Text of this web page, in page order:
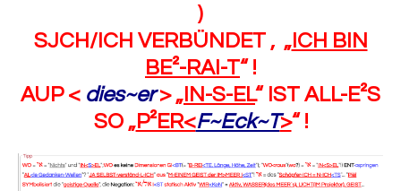
)
SJCH/ICH VERBÜNDET , „ICH BIN
BE²-RAI-T“ !
AUP < dies~er> „ IN-S-EL“ IST ALL-E²S
SO „P²ER<F~Eck~T>“ !